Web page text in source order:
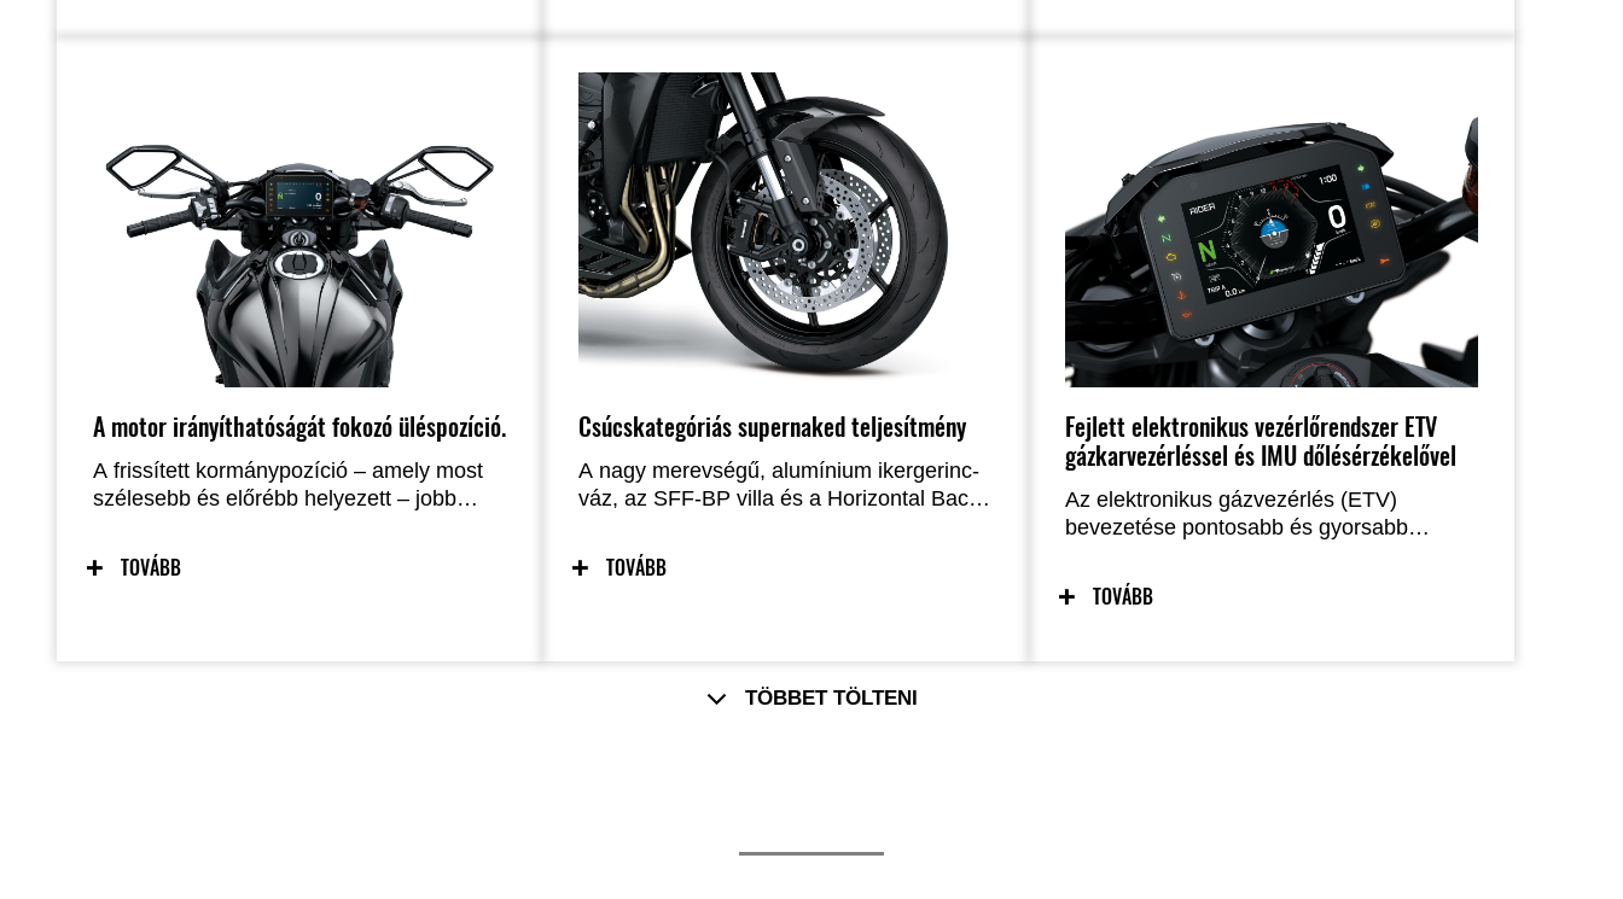
az irányíthatóságot, és széles körű
vezetési helyzetekben fokozza a
menetérzetet.
A motor irányíthatóságát fokozó üléspozíció.
A frissített kormánypozíció – amely most
szélesebb és előrébb helyezett – jobb
beavatkozásaira, így minden
sebességtartományban könnyebbnek és
TOVÁBB
Csúcskategóriás supernaked teljesítmény
A nagy merevségű, alumínium ikergerinc-
váz, az SFF-BP villa és a Horizontal Back-
monoblokk féknyergek és a nagy, 310
mm-es első féktárcsák együttese éles,
kapcsolatot teremt a motor és az út között.
TOVÁBB
Fejlett elektronikus vezérlőrendszer ETV
gázkarvezérléssel és IMU dőlésérzékelővel
Az elektronikus gázvezérlés (ETV)
bevezetése pontosabb és gyorsabb
sebességtartó automatikát és a kétirányú
KQS gyorsváltó használatát. Az IMU által
TOVÁBB
TÖBBET TÖLTENI